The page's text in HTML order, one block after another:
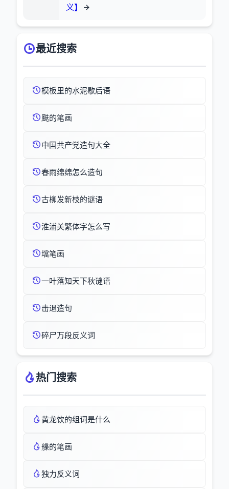
义】
最近搜索
模板里的水泥歇后语
颫的笔画
中国共产党造句大全
春雨绵绵怎么造句
古柳发新枝的谜语
淮浦关繁体字怎么写
壋笔画
一叶落知天下秋谜语
击退造句
碎尸万段反义词
热门搜索
黄龙饮的组词是什么
艓的笔画
独力反义词